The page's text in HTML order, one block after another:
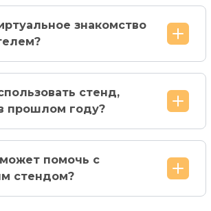
знакомство
стенд,
прошлом году?
помочь с
стендом?